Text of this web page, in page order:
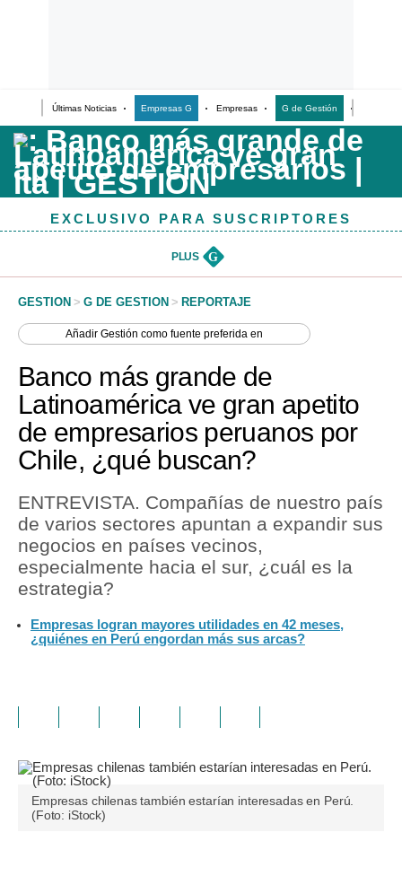
Últimas Noticias Empresas G Empresas G de Gestión
Últimas Noticias
Casos de Estudio
Columnistas
InfografíasEXCLUSIVO PARA SUSCRIPTORES
PLUS G
GESTION > G DE GESTION > REPORTAJE
AñadirGestión como fuente preferida en
Banco más grande de
Latinoamérica ve gran apetito
de empresarios peruanos por
Chile, ¿qué buscan?
ENTREVISTA. Compañías de nuestro país
de varios sectores apuntan a expandir sus
negocios en países vecinos,
especialmente hacia el sur, ¿cuál es la
estrategia?
Empresas logran mayores utilidades en 42 meses,
¿quiénes en Perú engordan más sus arcas?
Empresas chilenas también estarían interesadas en Perú.
(Foto: iStock)